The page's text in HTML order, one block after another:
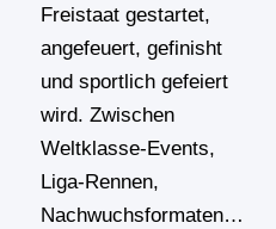
Freistaat gestartet,
angefeuert, gefinisht
und sportlich gefeiert
wird. Zwischen
Weltklasse-Events,
Liga-Rennen,
Nachwuchsformaten…